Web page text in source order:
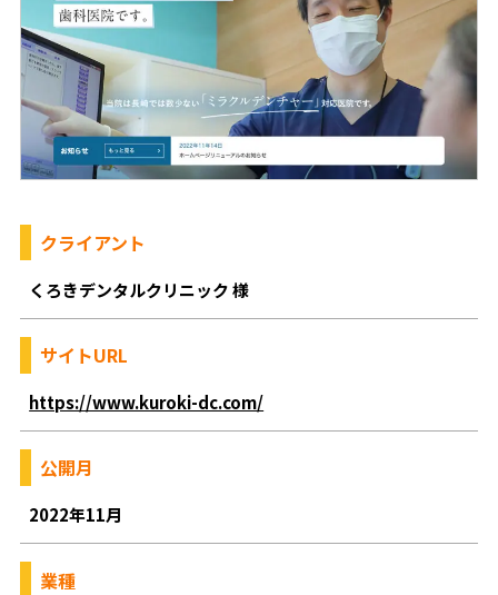
クライアント
くろきデンタルクリニック 様
サイトURL
https://www.kuroki-dc.com/
公開月
2022年11月
業種